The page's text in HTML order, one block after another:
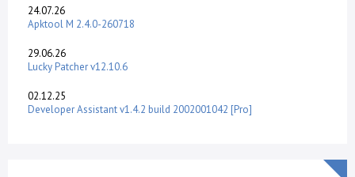
24.07.26
Apktool M 2.4.0-260718
29.06.26
Lucky Patcher v12.10.6
02.12.25
Developer Assistant v1.4.2 build 2002001042 [Pro]